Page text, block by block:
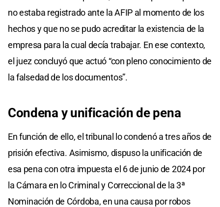
no estaba registrado ante la AFIP al momento de los
hechos y que no se pudo acreditar la existencia de la
empresa para la cual decía trabajar. En ese contexto,
el juez concluyó que actuó “con pleno conocimiento de
la falsedad de los documentos”.
Condena y unificación de pena
En función de ello, el tribunal lo condenó a tres años de
prisión efectiva. Asimismo, dispuso la unificación de
esa pena con otra impuesta el 6 de junio de 2024 por
la Cámara en lo Criminal y Correccional de la 3ª
Nominación de Córdoba, en una causa por robos